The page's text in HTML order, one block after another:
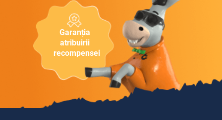
Garanția
atribuirii
recompensei